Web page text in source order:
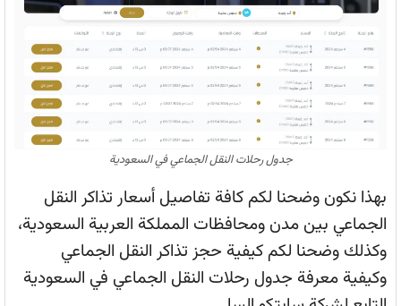
جدول رحلات النقل الجماعي في السعودية
بهذا نكون وضحنا لكم كافة تفاصيل أسعار تذاكر النقل
الجماعي بين مدن ومحافظات المملكة العربية السعودية،
وكذلك وضحنا لكم كيفية حجز تذاكر النقل الجماعي
وكيفية معرفة جدول رحلات النقل الجماعي في السعودية